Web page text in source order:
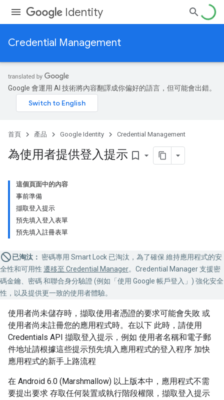
Identity
Credential Management
Google 會運用 AI 技術將內容翻譯成你偏好的語言，但可能會出錯。
首頁 產品 Google Identity Credential Management
為使用者提供登入提示 bookmark_border
這個頁面中的內容
事前準備
擷取登入提示
預先填入登入表單
預先填入註冊表單
已淘汰： 密碼專用 Smart Lock 已淘汰，為了確保 維持應用程式的安
全性和可用性 遷移至 Credential Manager。Credential Manager 支援密
碼金鑰、密碼 和聯合身分驗證 (例如「使用 Google 帳戶登入」) 強化安全
性，以及提供更一致的使用者體驗。
使用者尚未儲存時，擷取使用者憑證的要求可能會失敗 或
使用者尚未註冊您的應用程式時。在以下 此時，請使用
Credentials API 擷取登入提示，例如 使用者名稱和電子郵
件地址請根據這些提示預先填入應用程式的登入程序 加快
應用程式的新手上路流程
在 Android 6.0 (Marshmallow) 以上版本中，應用程式不需
要提出要求 存取任何裝置或執行階段權限，擷取登入提示